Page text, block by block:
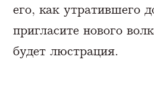
его, как утратившего
пригласите нового
будет люстрация.